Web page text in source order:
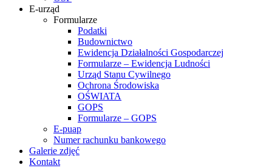
E-urząd
Formularze
Podatki
Budownictwo
Ewidencja Działalności Gospodarczej
Formularze – Ewidencja Ludności
Urząd Stanu Cywilnego
Ochrona Środowiska
OŚWIATA
GOPS
Formularze – GOPS
E-puap
Numer rachunku bankowego
Galerie zdjęć
Kontakt